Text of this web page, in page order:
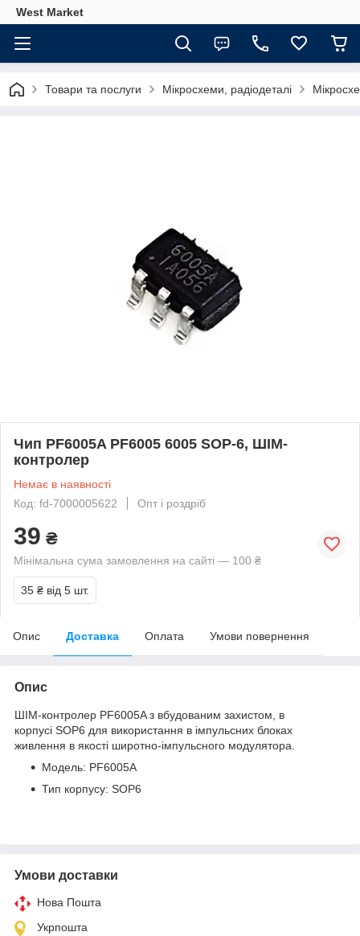
West Market
Товари та послуги Мікросхеми, радіодеталі
Чип PF6005A PF6005 6005 SOP-6, ШІМ-
контролер
Немає в наявності
Код: fd-7000005622
Опт і роздріб
39 ₴
Мінімальна сума замовлення на сайті — 100 ₴
35 ₴ від 5 шт.
Опис Доставка Оплата Умови повернення
Опис
ШІМ-контролер PF6005A з вбудованим захистом, в
корпусі SOP6 для використання в імпульсних блоках
живлення в якості широтно-імпульсного модулятора.
Модель: PF6005A
Тип корпусу: SOP6
Умови доставки
Нова Пошта
Укрпошта